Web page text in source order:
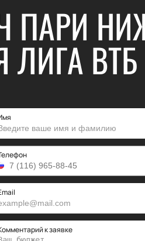
ПАРИ
ЛИГА ВТБ
к заявке